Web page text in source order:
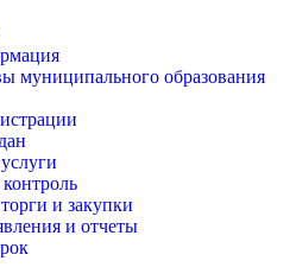
муниципального образования
и закупки
и отчеты